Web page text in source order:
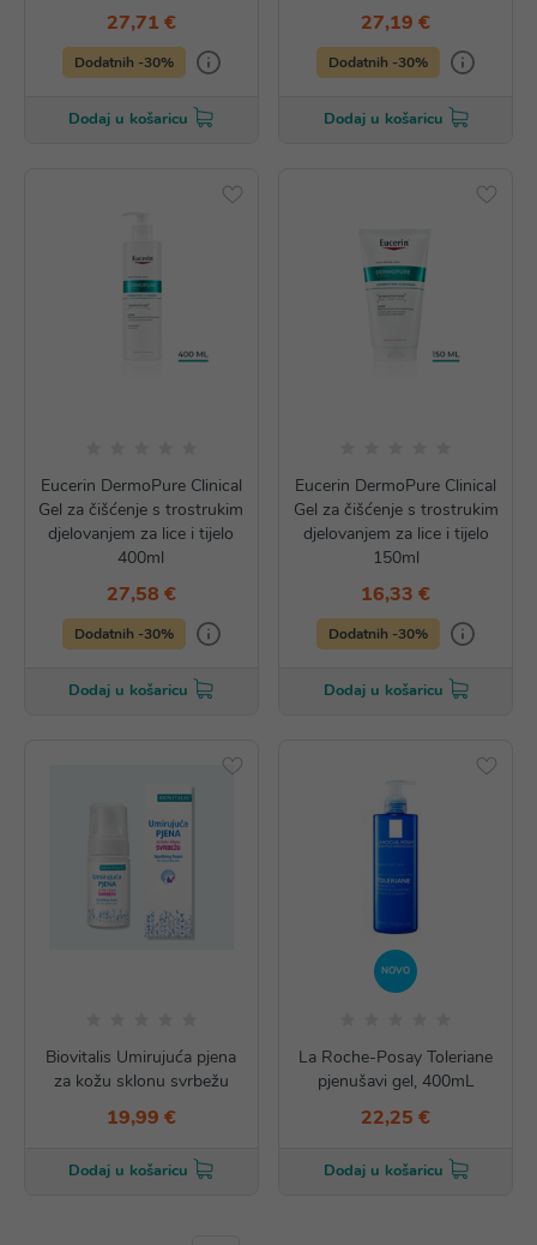
27,71 €
Dodatnih -30%
Dodaj u košaricu
27,19 €
Dodatnih -30%
Dodaj u košaricu
Eucerin DermoPure Clinical
Gel za čišćenje s trostrukim
djelovanjem za lice i tijelo
400ml
27,58 €
Dodatnih -30%
Dodaj u košaricu
Eucerin DermoPure Clinical
Gel za čišćenje s trostrukim
djelovanjem za lice i tijelo
150ml
16,33 €
Dodatnih -30%
Dodaj u košaricu
Biovitalis Umirujuća pjena
za kožu sklonu svrbežu
19,99 €
Dodaj u košaricu
NOVO
La Roche-Posay Toleriane
pjenušavi gel, 400mL
22,25 €
Dodaj u košaricu